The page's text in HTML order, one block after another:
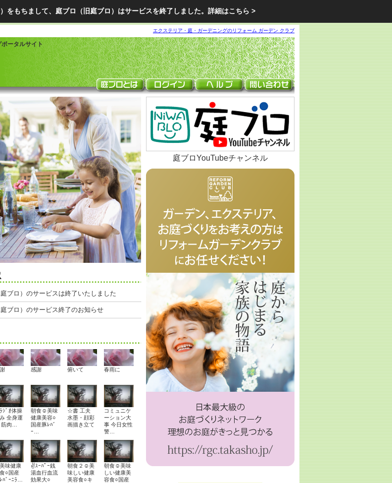
をもちまして、庭ブロ（旧庭ブロ）はサービスを終了しました。 詳細はこちら >
エクステリア・庭・ガーデニングのリフォーム ガーデン クラブ
ータルサイト
庭ブロ）のサービスは終了いたしました
庭ブロ）のサービス終了のお知らせ
感謝 俯いて 春雨に
ｼﾞｵ体操
全身運
肉…
朝食☺美味
健康美容○
国産豚ﾚﾊﾞ
ｰ…
☆書 工夫
水墨・顔彩
画描き立て
コミュニケ
ーション大
事 今日女性
警…
味健康
○国産
ﾊﾞｰﾆﾗ…
✌ｽｰﾊﾟｰ銭
湯血行血流
効果大○
朝食２☺美
味しい健康
美容食○キ
朝食☺美味
しい健康美
容食○国産
庭ブロYouTubeチャンネル